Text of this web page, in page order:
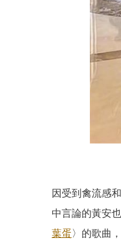
因受到禽流感
中言論的黃安
葉蛋〉的歌曲